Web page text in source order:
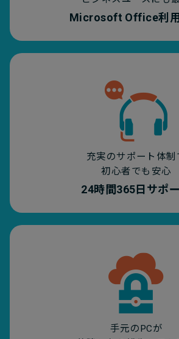
Microsoft Office利
充実のサポート体制
初心者でも安心
24時間365日サポ
手元のPCが